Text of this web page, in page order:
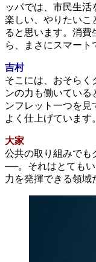
ッパでは、市民生活
楽しい、やりたいこ
ると思います。消
ら、まさにスマート
吉村
そこには、おそらく
ンの力も働いてい
ンフレット一つを見
よく仕上げています。
大家
公共の取り組みでも
──。それはとても
力を発揮できる領域